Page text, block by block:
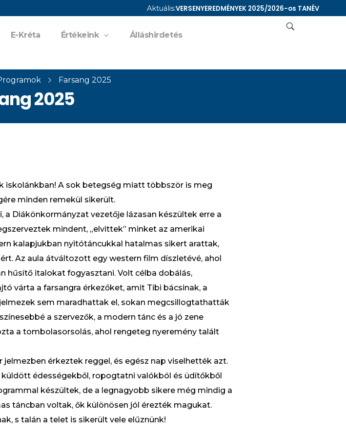
Aktuális:VERSENYEREDMÉNYEK 2025/2026-os TANÉV
E-Kréta Értékeink Álláshirdetés
Farsang 2025
2025
iskolánkban! A sok betegség miatt többször is meg
minden remekül sikerült.
Diákönkormányzat vezetője lázasan készültek erre a
mindent, „elvittek” minket az amerikai
kalapjukban nyitótáncukkal hatalmas sikert arattak,
Az aula átváltozott egy western film díszletévé, ahol
hűsítő italokat fogyasztani. Volt célba dobálás,
várta a farsangra érkezőket, amit Tibi bácsinak, a
sem maradhattak el, sokan megcsillogtathatták
a szervezők, a modern tánc és a jó zene
a tombolasorsolás, ahol rengeteg nyeremény talált
érkeztek reggel, és egész nap viselhették azt.
édességekből, ropogtatni valókból és üdítőkből
készültek, de a legnagyobb sikere még mindig a
táncban voltak, ők különösen jól érezték magukat.
s talán a telet is sikerült vele elűznünk!